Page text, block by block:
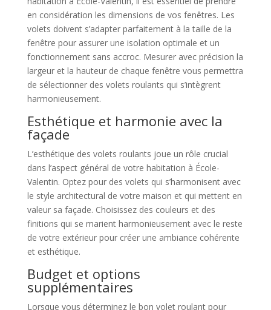
en considération les dimensions de vos fenêtres. Les
volets doivent s’adapter parfaitement à la taille de la
fenêtre pour assurer une isolation optimale et un
fonctionnement sans accroc. Mesurer avec précision la
largeur et la hauteur de chaque fenêtre vous permettra
de sélectionner des volets roulants qui s’intègrent
harmonieusement.
Esthétique et harmonie avec la
façade
L’esthétique des volets roulants joue un rôle crucial
dans l’aspect général de votre habitation à École-
Valentin. Optez pour des volets qui s’harmonisent avec
le style architectural de votre maison et qui mettent en
valeur sa façade. Choisissez des couleurs et des
finitions qui se marient harmonieusement avec le reste
de votre extérieur pour créer une ambiance cohérente
et esthétique.
Budget et options
supplémentaires
Lorsque vous déterminez le bon volet roulant pour